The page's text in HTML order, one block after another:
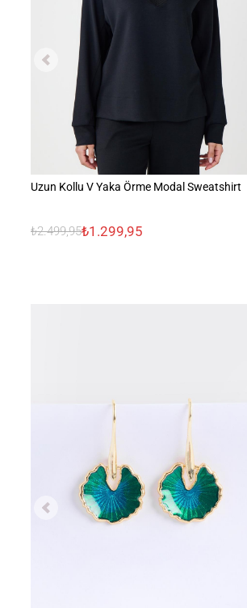
Uzun Kollu V Yaka Örme Modal Sweatshirt
₺2.499,95₺1.299,95